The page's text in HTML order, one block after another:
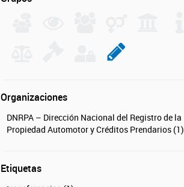
Organizaciones
DNRPA – Dirección Nacional del Registro de la
Propiedad Automotor y Créditos Prendarios (1)
Etiquetas